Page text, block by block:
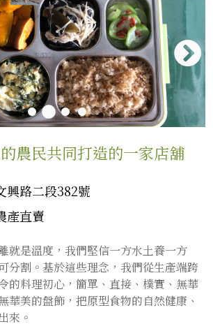
農民共同打造的一家店舖
興路二段382號
產直賣
就是溫度，我們堅信一方水土養一方
分割。基於這些理念，我們從生產端跨
的料理初心，簡單、直接、樸實、無華
華美的盤飾，把原型食物的自然健康、
來。